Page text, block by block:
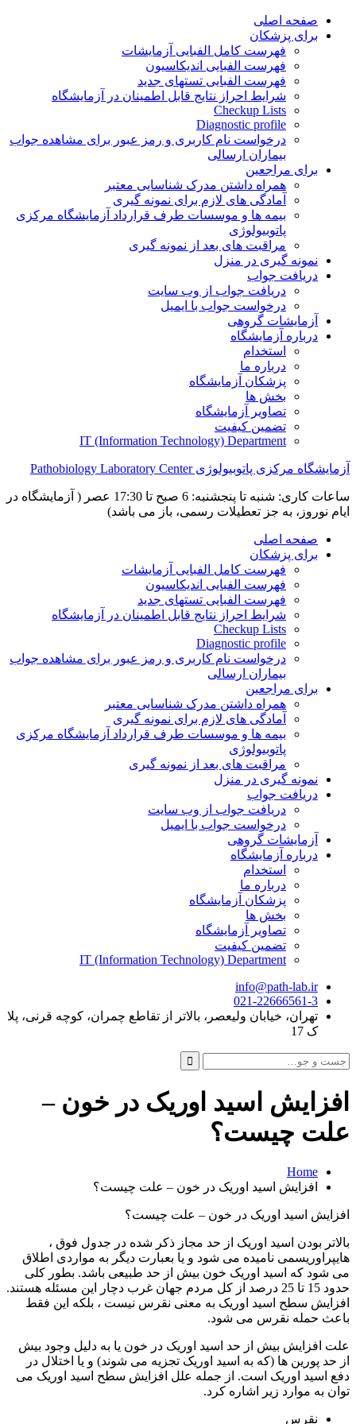
Skip
صفحه اصلی
برای پزشکان
فهرست کامل الفبایی آزمایشات
فهرست الفبایی اندیکاسیون
فهرست الفبایی تستهای جدید
شرایط احراز نتایج قابل اطمینان در آزمایشگاه
Checkup Lists
Diagnostic profile
درخواست نام کاربری و رمز عبور برای مشاهده جواب
بیماران ارسالی
برای مراجعین
همراه داشتن مدرک شناسایی معتبر
آمادگی های لازم برای نمونه گیری
بیمه ها و موسسات طرف قرارداد آزمایشگاه مرکزی
پاتوبیولوژی
مراقبت های بعد از نمونه گیری
نمونه گیری در منزل
دریافت جواب
دریافت جواب از وب سایت
درخواست جواب با ایمیل
آزمایشات گروهی
درباره آزمایشگاه
استخدام
درباره ما
پزشکان آزمایشگاه
بخش ها
تصاویر آزمایشگاه
تضمین کیفیت
IT (Information Technology) Department
آزمایشگاه مرکزی پاتوبیولوژی Pathobiology Laboratory Center
ساعات کاری: شنبه تا پنجشنبه: 6 صبح تا 17:30 عصر ( آزمایشگاه در
ایام نوروز، به جز تعطیلات رسمی، باز می باشد)
صفحه اصلی
برای پزشکان
فهرست کامل الفبایی آزمایشات
فهرست الفبایی اندیکاسیون
فهرست الفبایی تستهای جدید
شرایط احراز نتایج قابل اطمینان در آزمایشگاه
Checkup Lists
Diagnostic profile
درخواست نام کاربری و رمز عبور برای مشاهده جواب
بیماران ارسالی
برای مراجعین
همراه داشتن مدرک شناسایی معتبر
آمادگی های لازم برای نمونه گیری
بیمه ها و موسسات طرف قرارداد آزمایشگاه مرکزی
پاتوبیولوژی
مراقبت های بعد از نمونه گیری
نمونه گیری در منزل
دریافت جواب
دریافت جواب از وب سایت
درخواست جواب با ایمیل
آزمایشات گروهی
درباره آزمایشگاه
استخدام
درباره ما
پزشکان آزمایشگاه
بخش ها
تصاویر آزمایشگاه
تضمین کیفیت
IT (Information Technology) Department
info@path-lab.ir
021-22666561-3
تهران، خیابان ولیعصر، بالاتر از تقاطع چمران، کوچه قرنی، پلا
ک 17
جست
و
جو
برای:
افزایش اسید اوریک در خون –
علت چیست؟
Home
افزایش اسید اوریک در خون – علت چیست؟
افزایش اسید اوریک در خون – علت چیست؟
بالاتر بودن اسید اوریک از حد مجاز ذکر شده در جدول فوق ،
هایپراوریسمی نامیده می شود و یا بعبارت دیگر به مواردی اطلاق
می شود که اسید اوریک خون بیش از حد طبیعی باشد. بطور کلی
حدود 15 تا 25 درصد از کل مردم جهان غرب دچار این مسئله هستند.
افزایش سطح اسید اوریک به معنی نقرس نیست ، بلکه این فقط
باعث حمله نقرس می شود.
علت افزایش بیش از حد اسید اوریک در خون یا به دلیل وجود بیش
از حد پورین ها (که به اسید اوریک تجزیه می شوند) و یا اختلال در
دفع اسید اوریک است. از جمله علل افزایش سطح اسید اوریک می
توان به موارد زیر اشاره کرد.
نقرس